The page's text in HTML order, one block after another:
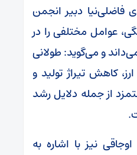
فاضلی‌نیا دبیر انجمن
عوامل مختلفی را در
و می‌گوید: طولانی
کاهش تیراژ تولید و
از جمله دلایل رشد
نیز با اشاره به